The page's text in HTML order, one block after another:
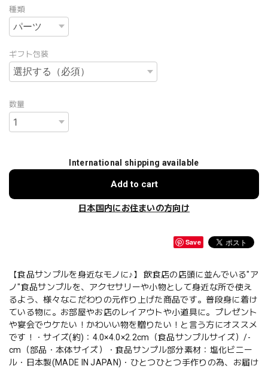
種類
ギフト包装
数量
International shipping available
Add to cart
日本国内にお住まいの方向け
Save
【食品サンプルを身近なモノに♪】 飲食店の店頭に並んでいる"ア
ノ"食品サンプルを、アクセサリーや小物として身近な所で使え
るよう、様々なこだわりの元作り上げた商品です。普段身に着け
ている物に。お部屋やお店のレイアウトや小道具に。プレゼント
や宴会でウケたい！かわいい物を贈りたい！と言う方にオススメ
です！・サイズ(約)：4.0×4.0×2.2cm（食品サンプルサイズ）/-
cm（部品・本体サイズ）・食品サンプル部分素材：塩化ビニー
ル・日本製(MADE IN JAPAN)・ひとつひとつ手作りの為、お届け